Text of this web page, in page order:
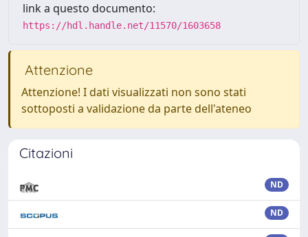
link a questo documento:
https://hdl.handle.net/11570/1603658
Attenzione
Attenzione! I dati visualizzati non sono stati
sottoposti a validazione da parte dell'ateneo
Citazioni
ND
ND